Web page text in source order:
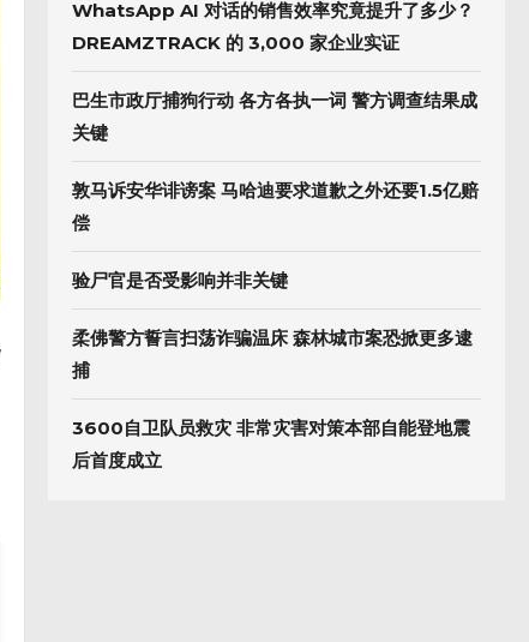
WhatsApp AI 对话的销售效率究竟提升了多少？
DREAMZTRACK 的 3,000 家企业实证
巴生市政厅捕狗行动 各方各执一词 警方调查结果成
关键
敦马诉安华诽谤案 马哈迪要求道歉之外还要1.5亿赔
偿
验尸官是否受影响并非关键
柔佛警方誓言扫荡诈骗温床 森林城市案恐掀更多逮
捕
3600自卫队员救灾 非常灾害对策本部自能登地震
后首度成立